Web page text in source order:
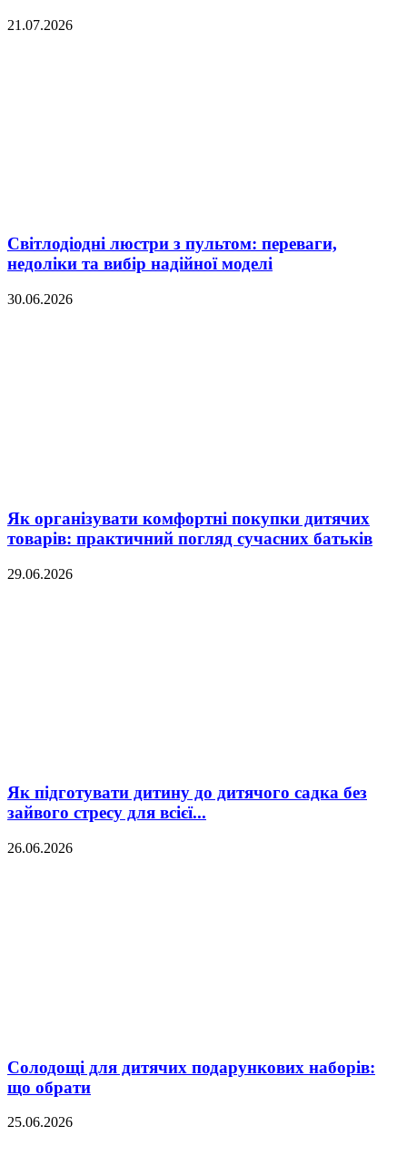
21.07.2026
Світлодіодні люстри з пультом: переваги,
недоліки та вибір надійної моделі
30.06.2026
Як організувати комфортні покупки дитячих
товарів: практичний погляд сучасних батьків
29.06.2026
Як підготувати дитину до дитячого садка без
зайвого стресу для всієї...
26.06.2026
Солодощі для дитячих подарункових наборів:
що обрати
25.06.2026